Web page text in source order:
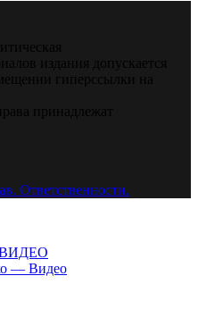
издания допускается
гиперссылки на
принадлежат
Ответственности.
ВИДЕО
— Видео